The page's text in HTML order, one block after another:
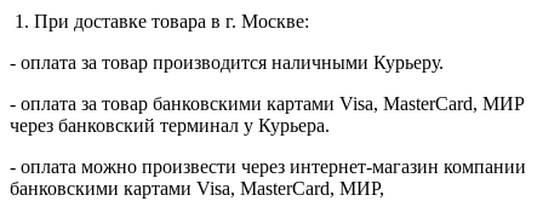
1. При доставке товара в г. Москве:
- оплата за товар производится наличными Курьеру.
- оплата за товар банковскими картами Visa, MasterСard, МИР
через банковский терминал у Курьера.
- оплата можно произвести через интернет-магазин компании
банковскими картами Visa, MasterСard, МИР,